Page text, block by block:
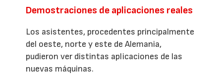
Demostraciones de aplicaciones reales
Los asistentes, procedentes principalmente
del oeste, norte y este de Alemania,
pudieron ver distintas aplicaciones de las
nuevas máquinas.